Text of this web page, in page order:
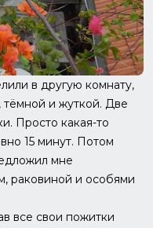
в другую комнату,
и жуткой. Две
Просто какая-то
15 минут. Потом
мне
раковиной и особями
все свои пожитки